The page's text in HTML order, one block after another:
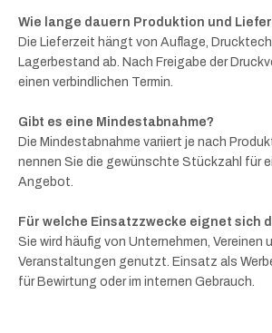
Wie lange dauern Produktion und
Die Lieferzeit hängt von Auflage,
Lagerbestand ab. Nach Freigabe der
einen verbindlichen Termin.
Gibt es eine Mindestabnahme?
Die Mindestabnahme variiert je nach
nennen Sie die gewünschte Stückzahl für
Angebot.
Für welche Einsatzzwecke eignet sich
Sie wird häufig von Unternehmen, Vereinen
Veranstaltungen genutzt. Einsatz als
für Bewirtung oder im internen Gebrauch.